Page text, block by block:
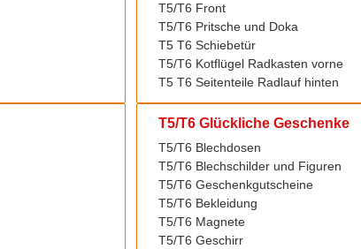
T5/T6 Front
T5/T6 Pritsche und Doka
T5 T6 Schiebetür
T5/T6 Kotflügel Radkasten vorne
T5 T6 Seitenteile Radlauf hinten
T5/T6 Glückliche Geschenke
T5/T6 Blechdosen
T5/T6 Blechschilder und Figuren
T5/T6 Geschenkgutscheine
T5/T6 Bekleidung
T5/T6 Magnete
T5/T6 Geschirr